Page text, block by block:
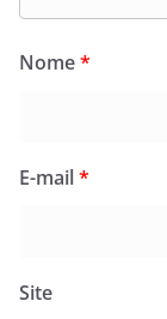
Nome*
E-mail*
Site